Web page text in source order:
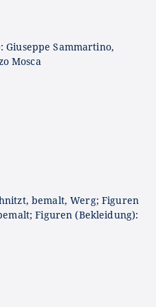
Giuseppe Sammartino,
Mosca
bemalt, Werg; Figuren
Figuren (Bekleidung):